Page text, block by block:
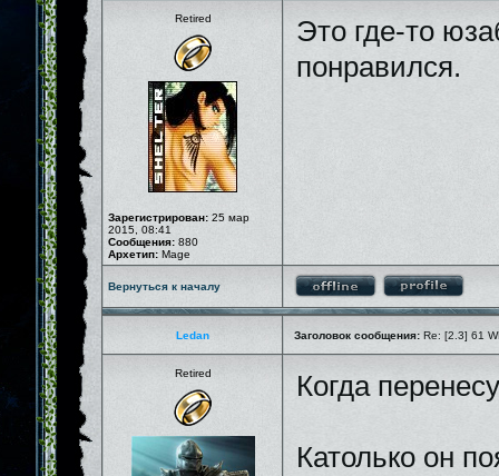
Retired
Зарегистрирован: 25 мар
2015, 08:41
Сообщения: 880
Архетип: Mage
Это где-то
понравился.
Вернуться к началу
Ledan Заголовок сообщения: Re: [2.3] 61
Retired Когда
Католько он